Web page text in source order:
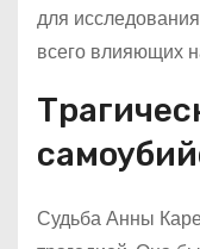
для
всего влияющих
Судьба Анны